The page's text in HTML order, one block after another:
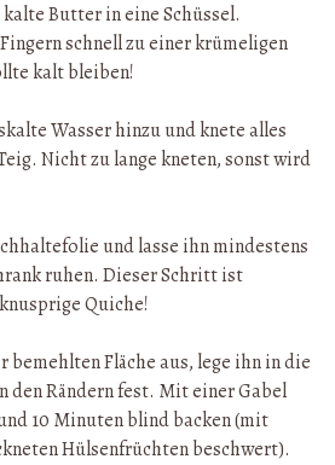
Butter in eine Schüssel.
schnell zu einer krümeligen
kalt bleiben!
Wasser hinzu und knete alles
Nicht zu lange kneten, sonst wird
und lasse ihn mindestens
ruhen. Dieser Schritt ist
Quiche!
bemehlten Fläche aus, lege ihn in die
den Rändern fest. Mit einer Gabel
10 Minuten blind backen (mit
Hülsenfrüchten beschwert).